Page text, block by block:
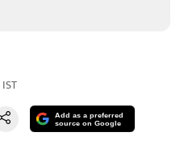
IST
Add as a preferred
source on Google